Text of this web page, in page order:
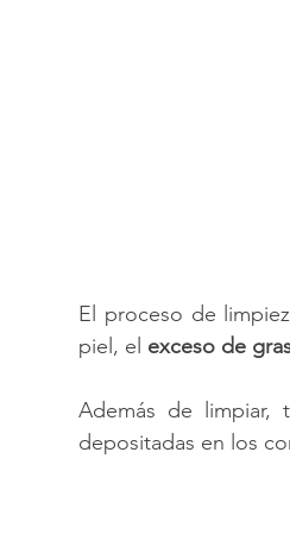
El proceso de
piel, el exceso de
Además de limpiar,
depositadas en los